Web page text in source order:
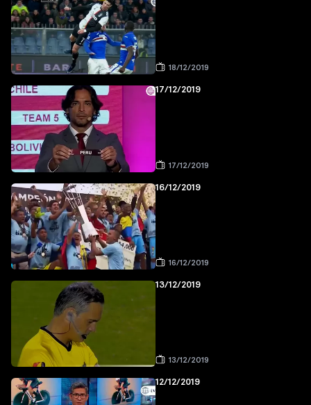
18/12/2019
17/12/2019
17/12/2019
16/12/2019
16/12/2019
13/12/2019
13/12/2019
12/12/2019